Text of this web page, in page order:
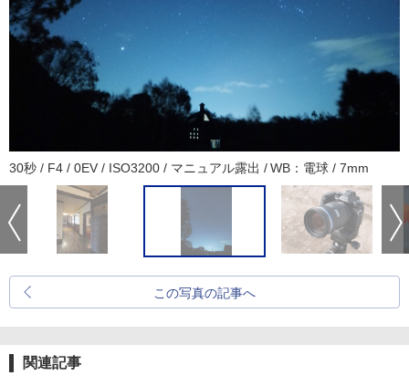
30秒 / F4 / 0EV / ISO3200 / マニュアル露出 / WB：電球 / 7mm
この写真の記事へ
関連記事